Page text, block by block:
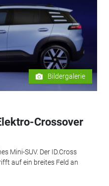
Bildergalerie
Crossover
Mini-SUV. Der ID.Cross
auf ein breites Feld an